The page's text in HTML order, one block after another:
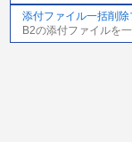
添付ファイル一括削
B2の添付ファイルを